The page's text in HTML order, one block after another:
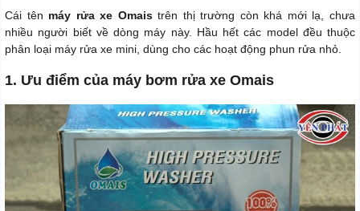
Cái tên máy rửa xe Omaistrên thị trường còn khá mới lạ, chưa
nhiều người biết về dòng máy này. Hầu hết các model đều thuộc
phân loại máy rửa xe mini, dùng cho các hoạt động phun rửa nhỏ.
1. Ưu điểm của máy bơm rửa xe Omais